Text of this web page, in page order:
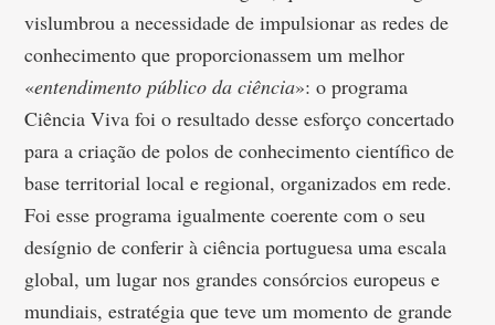
vislumbrou a necessidade de impulsionar as redes de
conhecimento que proporcionassem um melhor
«entendimento público da ciência»: o programa
Ciência Viva foi o resultado desse esforço concertado
para a criação de polos de conhecimento científico de
base territorial local e regional, organizados em rede.
Foi esse programa igualmente coerente com o seu
desígnio de conferir à ciência portuguesa uma escala
global, um lugar nos grandes consórcios europeus e
mundiais, estratégia que teve um momento de grande